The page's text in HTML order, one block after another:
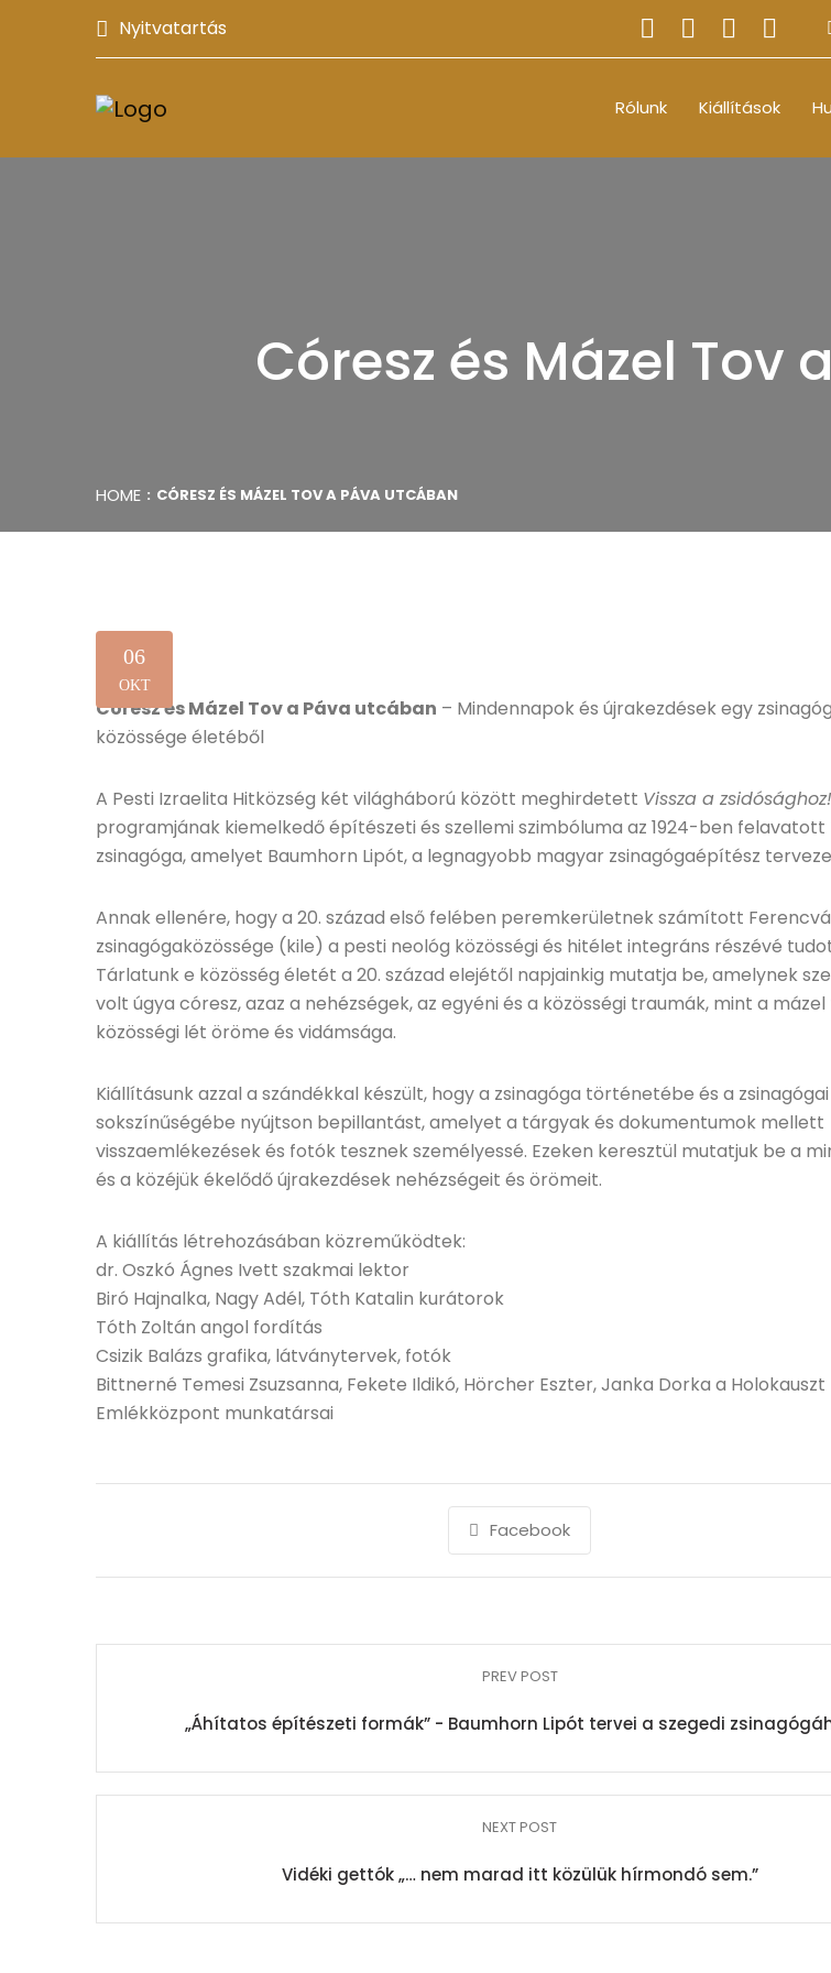
Nyitvatartás
Rólunk Kiállítások
Córesz és Mázel Tov
HOME CÓRESZ ÉS MÁZEL TOV A PÁVA UTCÁBAN
06
OKT
Córesz és Mázel Tov a Páva utcában – Mindennapok és újrakezdések egy
közössége életéből
A Pesti Izraelita Hitközség két világháború között meghirdetett Vissza a zsidósághoz!
programjának kiemelkedő építészeti és szellemi szimbóluma az 1924-ben felavatott
zsinagóga, amelyet Baumhorn Lipót, a legnagyobb magyar zsinagógaépítész
Annak ellenére, hogy a 20. század első felében peremkerületnek számított
zsinagógaközössége (kile) a pesti neológ közösségi és hitélet integráns részévé
Tárlatunk e közösség életét a 20. század elejétől napjainkig mutatja be, amelynek
volt úgya córesz, azaz a nehézségek, az egyéni és a közösségi traumák, mint a mázel
közösségi lét öröme és vidámsága.
Kiállításunk azzal a szándékkal készült, hogy a zsinagóga történetébe és a
sokszínűségébe nyújtson bepillantást, amelyet a tárgyak és dokumentumok mellett
visszaemlékezések és fotók tesznek személyessé. Ezeken keresztül mutatjuk be a
és a közéjük ékelődő újrakezdések nehézségeit és örömeit.
A kiállítás létrehozásában közreműködtek:
dr. Oszkó Ágnes Ivett szakmai lektor
Biró Hajnalka, Nagy Adél, Tóth Katalin kurátorok
Tóth Zoltán angol fordítás
Csizik Balázs grafika, látványtervek, fotók
Bittnerné Temesi Zsuzsanna, Fekete Ildikó, Hörcher Eszter, Janka Dorka a Holokauszt
Emlékközpont munkatársai
Facebook
PREV POST
„Áhítatos építészeti formák” - Baumhorn Lipót tervei a szegedi
NEXT POST
Vidéki gettók „… nem marad itt közülük hírmondó sem.”